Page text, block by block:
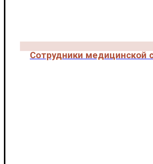
Сотрудники медицинской